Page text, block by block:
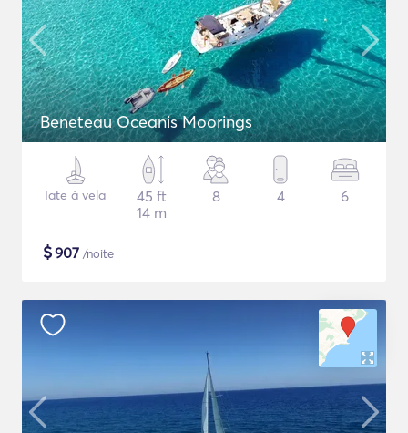
Beneteau Oceanis Moorings
Iate à vela
45 ft
14 m
8 4 6
$907 /noite